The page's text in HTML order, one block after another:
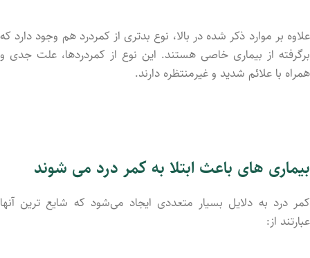
علاوه بر موارد ذکر شد‌ه در بالا، نوع بدتری از کمردرد هم وجود دارد که
برگرفته از بیماری خاصی هستند. این نوع از کمردردها، علت جدی و
همراه با علائم شدید و غیرمنتظره دارند.
بیماری های باعث ابتلا به کمر درد می شوند
کمر درد به دلایل بسیار متعددی ایجاد می‌شود که شایع ترین آنها
عبارتند از: